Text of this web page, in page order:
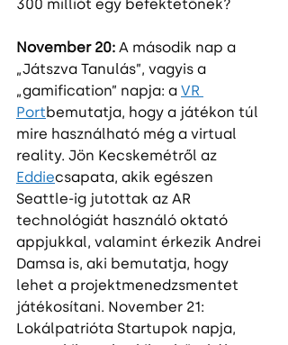
300 milliót egy befektetőnek?
November 20: A második nap a
„Játszva Tanulás”, vagyis a
„gamification” napja: a VR
Portbemutatja, hogy a játékon túl
mire használható még a virtual
reality. Jön Kecskemétről az
Eddiecsapata, akik egészen
Seattle-ig jutottak az AR
technológiát használó oktató
appjukkal, valamint érkezik Andrei
Damsa is, aki bemutatja, hogy
lehet a projektmenedzsmentet
játékosítani. November 21:
Lokálpatrióta Startupok napja,